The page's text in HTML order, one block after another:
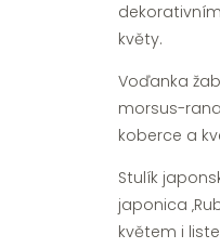
květy.
Voďanka
morsus-
koberce a
Stulík
japonica
květem i